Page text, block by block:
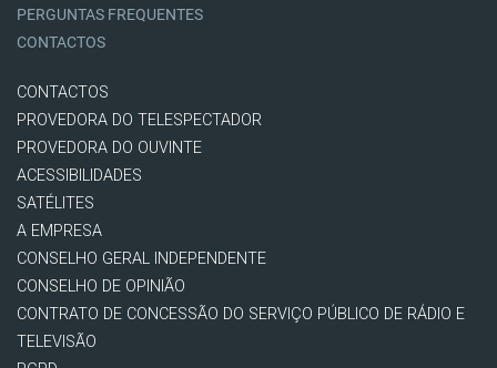
PERGUNTAS FREQUENTES
CONTACTOS
CONTACTOS
PROVEDORA DO TELESPECTADOR
PROVEDORA DO OUVINTE
ACESSIBILIDADES
SATÉLITES
A EMPRESA
CONSELHO GERAL INDEPENDENTE
CONSELHO DE OPINIÃO
CONTRATO DE CONCESSÃO DO SERVIÇO PÚBLICO DE RÁDIO E
TELEVISÃO